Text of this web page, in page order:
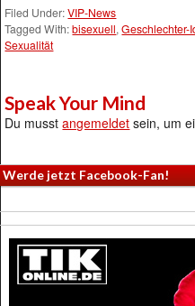
Filed Under:VIP-News
Tagged With:bisexuell,Geschlechter-
Sexualität
Speak Your Mind
Du musstangemeldet sein, um
Werde jetzt Facebook-Fan!